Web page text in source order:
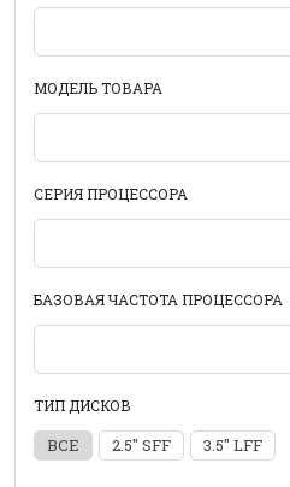
МОДЕЛЬ ТОВАРА
СЕРИЯ ПРОЦЕССОРА
БАЗОВАЯ ЧАСТОТА ПРОЦЕССОРА
ТИП ДИСКОВ
ВСЕ 2.5" SFF 3.5" LFF